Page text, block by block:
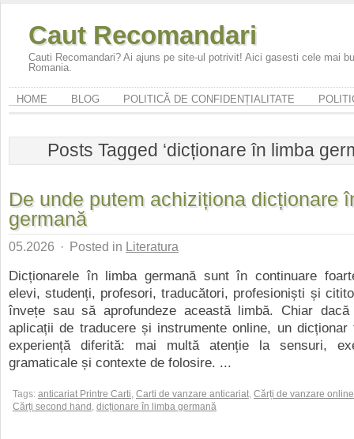
Caut Recomandari
Cauti Recomandari? Ai ajuns pe site-ul potrivit! Aici gasesti cele mai
Romania.
HOME BLOG POLITICĂ DE CONFIDENȚIALITATE
Posts Tagged ‘dicționare în limba
De unde putem achiziționa dicționare
germană
05.2026 · Posted in Literatura
Dicționarele în limba germană sunt în continuare
elevi, studenți, profesori, traducători, profesioniști și
învețe sau să aprofundeze această limbă. Chiar
aplicații de traducere și instrumente online, un
experiență diferită: mai multă atenție la sensuri,
gramaticale și contexte de folosire. ...
Tags: anticariat Printre Carti, Carti de vanzare anticariat, Cărți de vanzare online
Cărți second hand , dicționare în limba germană